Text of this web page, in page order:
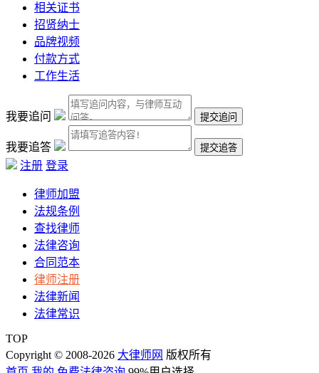
相关证书
招贤纳士
品牌视频
付款方式
工作生活
我要追问
我要追答
注册 登录
律师加盟
法规条例
查找律师
法律咨询
合同范本
律师注册
法律新闻
法律常识
TOP
Copyright © 2008-2026 大律师网 版权所有